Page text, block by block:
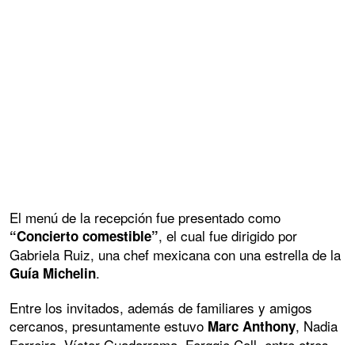
El menú de la recepción fue presentado como
“Concierto comestible”, el cual fue dirigido por
Gabriela Ruiz, una chef mexicana con una estrella de la
Guía Michelin.
Entre los invitados, además de familiares y amigos
cercanos, presuntamente estuvo Marc Anthony, Nadia